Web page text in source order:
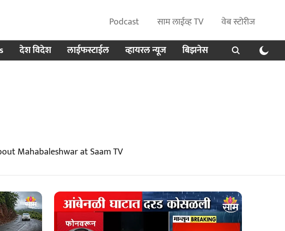
Podcast साम लाईव्ह TV
वेब स्टोरीज
देश विदेश लाईफस्टाईल व्हायरल न्यूज बिझनेस
Mahabaleshwar at Saam TV